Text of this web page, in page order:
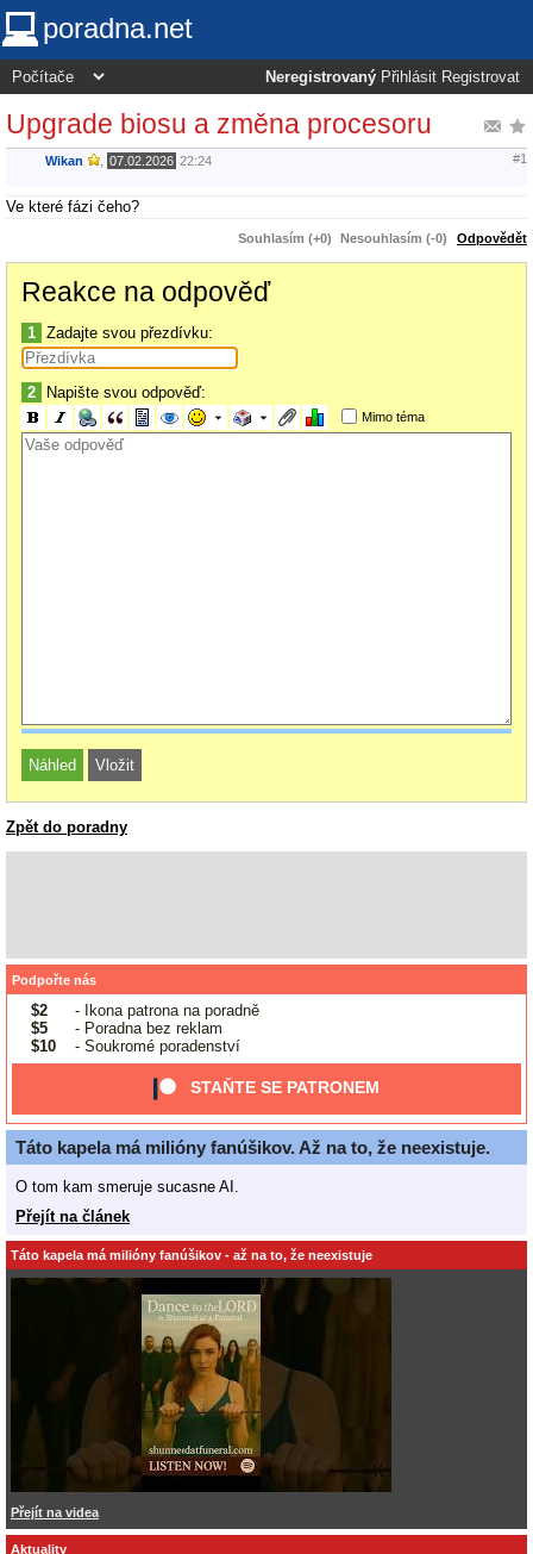
poradna.net
Neregistrovaný Přihlásit Registrovat
Upgrade biosu a změna procesoru
Wikan 07.02.2026 22:24 #1
Ve které fázi čeho?
Souhlasím (+0) Nesouhlasím (-0) Odpovědět
Reakce na odpověď
1 Zadajte svou přezdívku:
2 Napište svou odpověď:
Mimo téma
Zpět do poradny
Podpořte nás
$2
- Ikona patrona na poradně
$5
- Poradna bez reklam
$10
- Soukromé poradenství
STAŇTE SE PATRONEM
Táto kapela má milióny fanúšikov. Až na to, že neexistuje.
O tom kam smeruje sucasne AI.
Přejít na článek
Táto kapela má milióny fanúšikov - až na to, že neexistuje
Přejít na videa
Aktuality